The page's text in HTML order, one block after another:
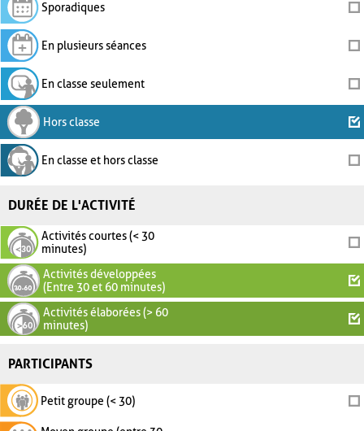
Sporadiques
En plusieurs séances
En classe seulement
Hors classe
En classe et hors classe
DURÉE DE L'ACTIVITÉ
Activités courtes (< 30
minutes)
Activités développées
(Entre 30 et 60 minutes)
Activités élaborées (> 60
minutes)
PARTICIPANTS
Petit groupe (< 30)